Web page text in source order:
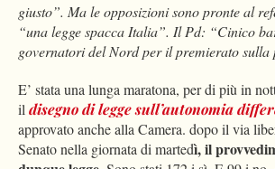
giusto”. Ma le opposizioni sono pronte al
“una legge spacca Italia”. Il Pd: “Cinico
governatori del Nord per il premierato sulla
E’ stata una lunga maratona, per di più in
ildisegno di legge sull’autonomia
approvato anche alla Camera. dopo il via
Senato nella giornata di martedì, il